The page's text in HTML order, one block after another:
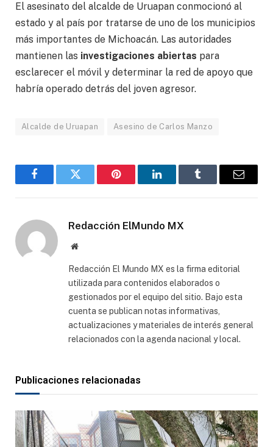
El asesinato del alcalde de Uruapan conmocionó al
estado y al país por tratarse de uno de los municipios
más importantes de Michoacán. Las autoridades
mantienen las investigaciones abiertas para
esclarecer el móvil y determinar la red de apoyo que
habría operado detrás del joven agresor.
Alcalde de Uruapan Asesino de Carlos Manzo
FacebookGorjeo Pinterest LinkedInTumblr
Correo
Redacción ElMundo MX
Sitio
Redacción El Mundo MX es la firma editorial
utilizada para contenidos elaborados o
gestionados por el equipo del sitio. Bajo esta
cuenta se publican notas informativas,
actualizaciones y materiales de interés general
relacionados con la agenda nacional y local.
Publicaciones relacionadas